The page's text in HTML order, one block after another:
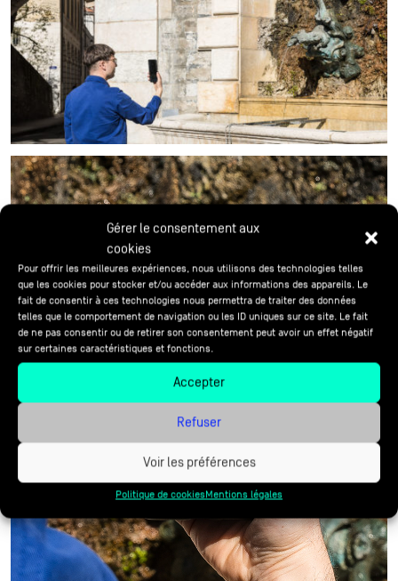
Gérer le consentement aux
cookies
Pour offrir les meilleures expériences, nous utilisons des technologies telles
que les cookies pour stocker et/ou accéder aux informations des appareils. Le
fait de consentir à ces technologies nous permettra de traiter des données
telles que le comportement de navigation ou les ID uniques sur ce site. Le fait
de ne pas consentir ou de retirer son consentement peut avoir un effet négatif
sur certaines caractéristiques et fonctions.
Accepter
Refuser
Voir les préférences
Politique de cookiesMentions légales